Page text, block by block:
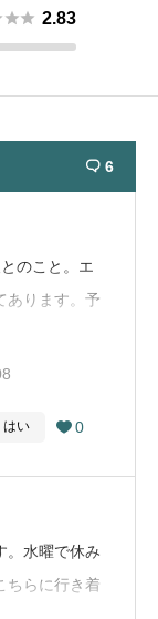
 2.83
 6
のこと。エ
あります。予
Mapから
はい  0
。水曜で休み
ちらに行き着